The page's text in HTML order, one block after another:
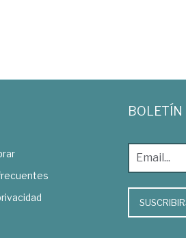
BOLETÍN